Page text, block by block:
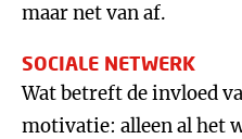
maar net van af.
SOCIALE NETWERK
Wat betreft de invloed
motivatie: alleen al het